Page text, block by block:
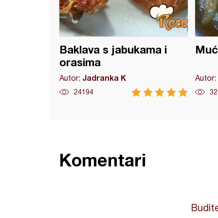
Baklava s jabukama i
orasima
Autor: Jadranka K
24194
Autor:
Komentari